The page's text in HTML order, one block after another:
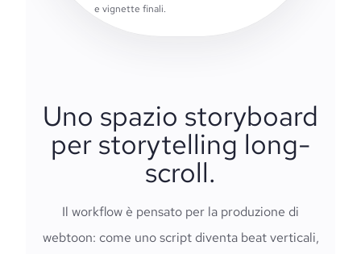
e vignette finali.
Uno spazio storyboard
per storytelling long-
scroll.
Il workflow è pensato per la produzione di
webtoon: come uno script diventa beat verticali,